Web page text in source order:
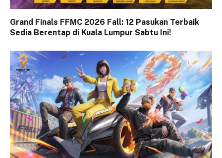
Grand Finals FFMC 2026 Fall: 12 Pasukan Terbaik
Sedia Berentap di Kuala Lumpur Sabtu Ini!